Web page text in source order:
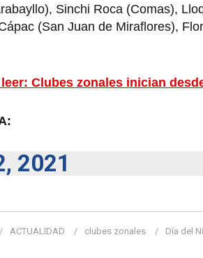
Sinchi Roca (Comas),
(San Juan de Miraflores),
Clubes zonales inician
2021
ACTUALIDAD clubes zonales Día del